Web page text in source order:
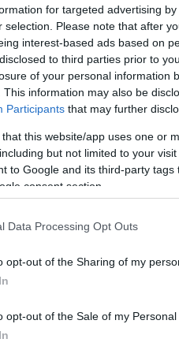
for targeted advertising
selection. Please note that after
interest-based ads based on
to third parties prior to
of your personal information
This information may also be
Participants that may further
that this website/app uses one or
but not limited to your
to Google and its third-party
consent section.
Data Processing Opt Outs
opt-out of the Sharing of my
opt-out of the Sale of my Personal
ESG si presenta
chiara che possa